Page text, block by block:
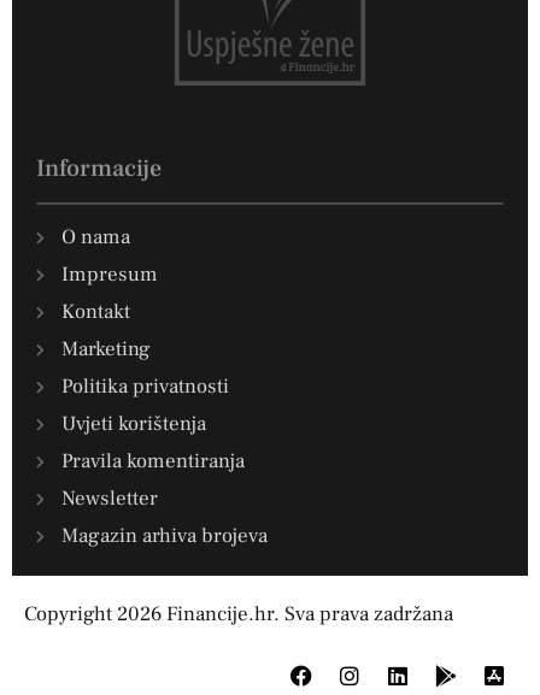
Informacije
O nama
Impresum
Kontakt
Marketing
Politika privatnosti
Uvjeti korištenja
Pravila komentiranja
Newsletter
Magazin arhiva brojeva
Copyright 2026 Financije.hr. Sva prava zadržana